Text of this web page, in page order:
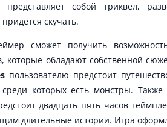
представляет собой триквел,
скучать.
сможет получить
которые обладают собственной
пользователю предстоит
которых есть монстры.
двадцать пять часов
длительные истории. Игра